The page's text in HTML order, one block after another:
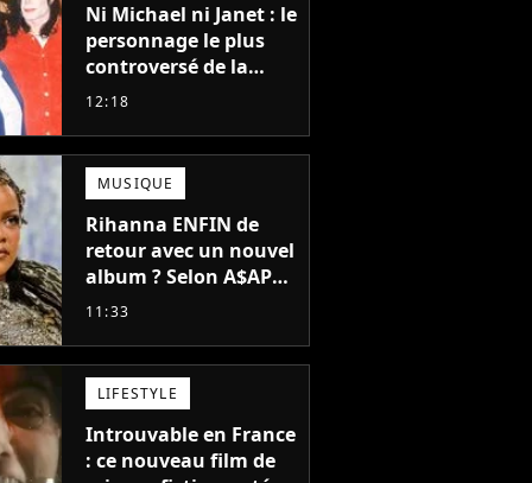
Laury
Thilleman
Ni Michael ni Janet : le
personnage le plus
controversé de la
famille Jackson va
propre série
12:18
MUSIQUE
Rihanna ENFIN de
retour avec un nouvel
album ? Selon A$AP
Rocky, "c'est du
11:33
LIFESTYLE
Introuvable en France
: ce nouveau film de